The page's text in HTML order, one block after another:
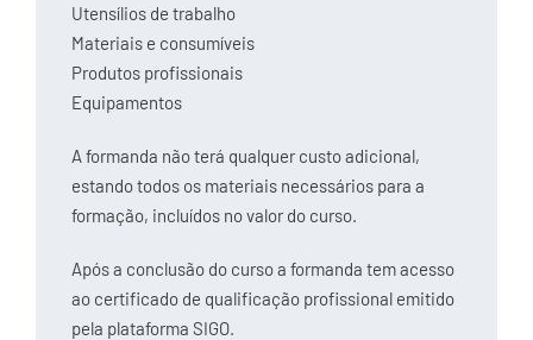
Utensílios de trabalho
Materiais e consumíveis
Produtos profissionais
Equipamentos
A formanda não terá qualquer custo adicional,
estando todos os materiais necessários para a
formação, incluídos no valor do curso.
Após a conclusão do curso a formanda tem acesso
ao certificado de qualificação profissional emitido
pela plataforma SIGO.